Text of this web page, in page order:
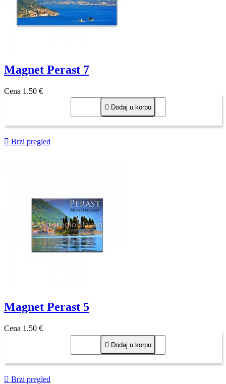
Magnet Perast 7
Cena 1,50 €
 Dodaj u korpu
 Brzi pregled
Magnet Perast 5
Cena 1,50 €
 Dodaj u korpu
 Brzi pregled